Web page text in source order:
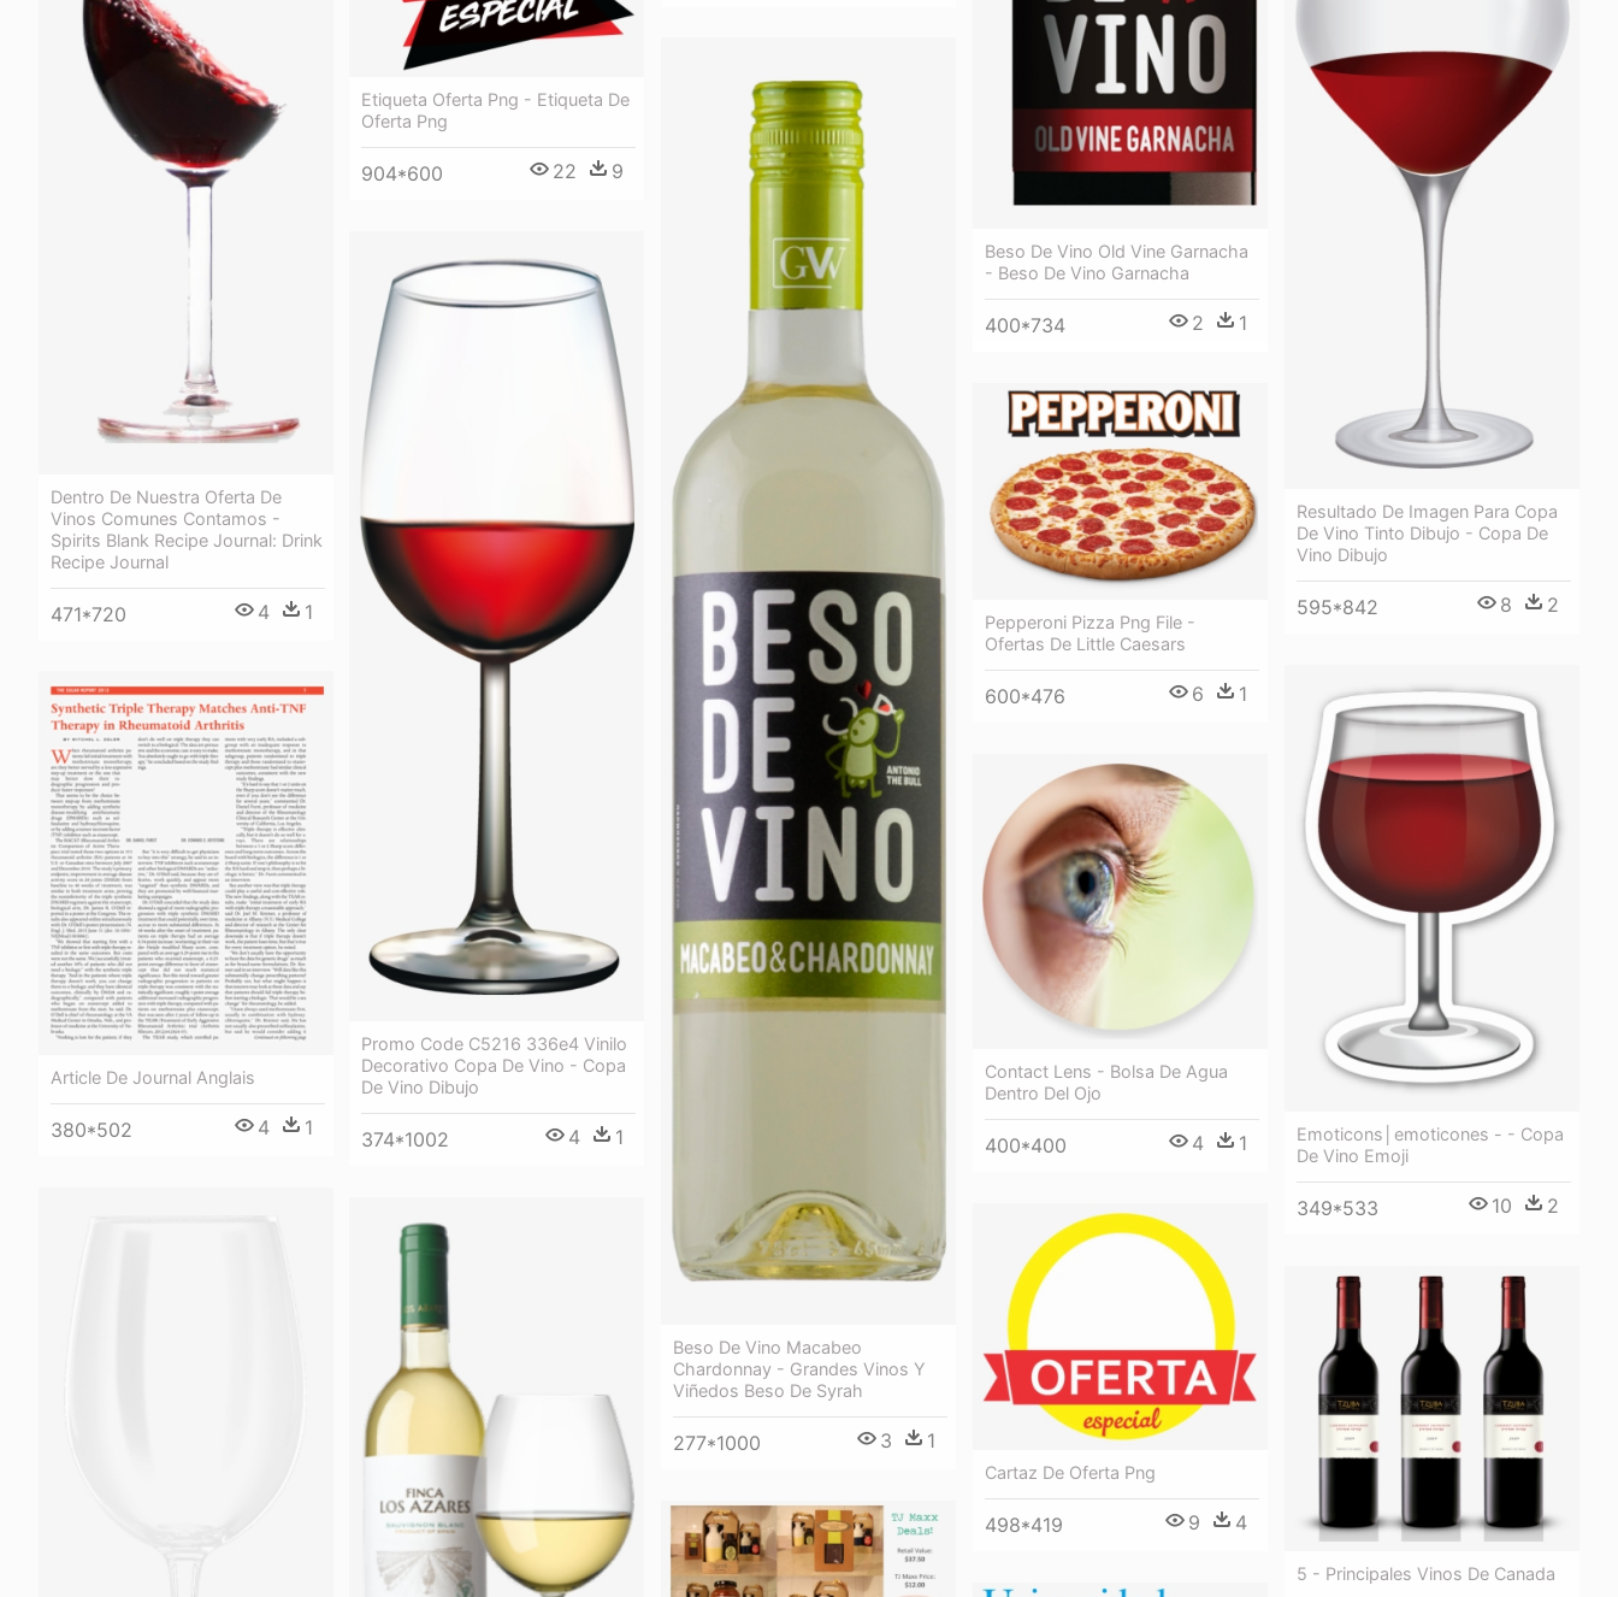
Dentro De Nuestra Oferta De
Vinos Comunes Contamos -
Spirits Blank Recipe Journal: Drink
Recipe Journal
471*720 4 1
Beso De Vino Old Vine Garnacha
- Beso De Vino Garnacha
400*734 2 1
Resultado De Imagen Para Copa
De Vino Tinto Dibujo - Copa De
Vino Dibujo
595*842 8 2
Etiqueta Oferta Png - Etiqueta De
Oferta Png
904*600 22 9
Beso De Vino Macabeo
Chardonnay - Grandes Vinos Y
Viñedos Beso De Syrah
277*1000 3 1
Promo Code C5216 336e4 Vinilo
Decorativo Copa De Vino - Copa
De Vino Dibujo
374*1002 4 1
Pepperoni Pizza Png File -
Ofertas De Little Caesars
600*476 6 1
Emoticons│emoticones - - Copa
De Vino Emoji
349*533 10 2
Article De Journal Anglais
380*502 4 1
Contact Lens - Bolsa De Agua
Dentro Del Ojo
400*400 4 1
Cartaz De Oferta Png
498*419 9 4
5 - Principales Vinos De Canada